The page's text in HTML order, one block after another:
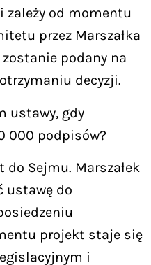
zależy od momentu
przez Marszałka
podany na
decyzji.
ustawy, gdy
000 podpisów?
Sejmu. Marszałek
ustawę do
projekt staje się
i